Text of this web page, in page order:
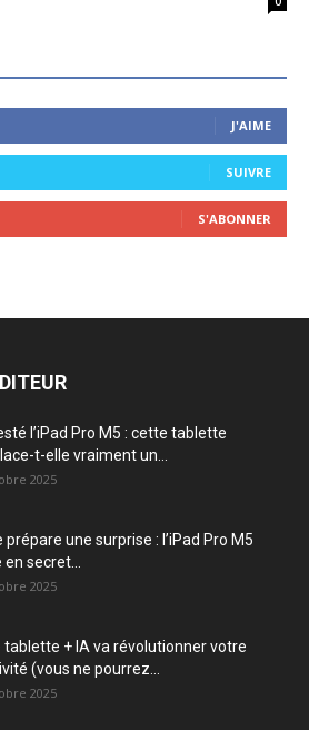
J'AIME
SUIVRE
S'ABONNER
l’iPad Pro M5 : cette tablette
t-elle vraiment un...
2025
prépare une surprise : l’iPad Pro M5
en secret...
2025
tablette + IA va révolutionner votre
(vous ne pourrez...
2025